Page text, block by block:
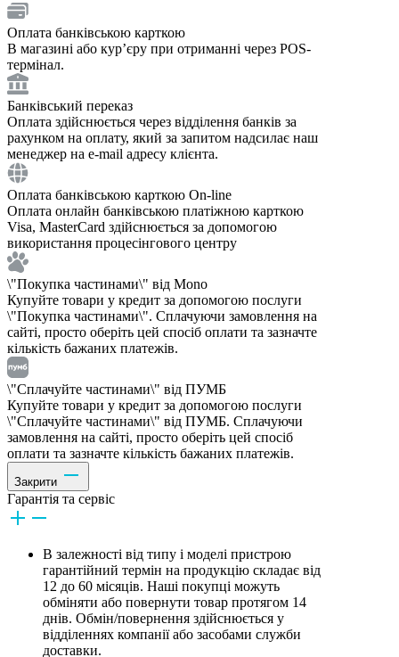
Оплата банківською карткою
В магазині або курʼєру при отриманні через POS-
термінал.
Банківський переказ
Оплата здійснюється через відділення банків за
рахунком на оплату, який за запитом надсилає наш
менеджер на e-mail адресу клієнта.
Оплата банківською карткою On-line
Оплата онлайн банківською платіжною карткою
Visa, MasterCard здійснюється за допомогою
використання процесінгового центру
\"Покупка частинами\" від Mono
Купуйте товари у кредит за допомогою послуги
\"Покупка частинами\". Сплачуючи замовлення на
сайті, просто оберіть цей спосіб оплати та зазначте
кількість бажаних платежів.
\"Сплачуйте частинами\" від ПУМБ
Купуйте товари у кредит за допомогою послуги
\"Сплачуйте частинами\" від ПУМБ. Сплачуючи
замовлення на сайті, просто оберіть цей спосіб
оплати та зазначте кількість бажаних платежів.
Закрити
Гарантія та сервіс
В залежності від типу і моделі пристрою
гарантійний термін на продукцію складає від
12 до 60 місяців. Наші покупці можуть
обміняти або повернути товар протягом 14
днів. Обмін/повернення здійснюється у
відділеннях компанії або засобами служби
доставки.